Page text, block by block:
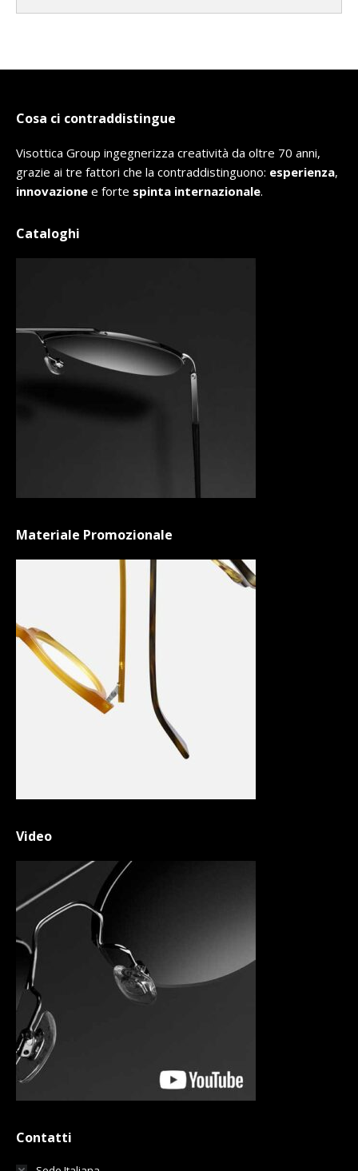
Cosa ci contraddistingue
Visottica Group ingegnerizza creatività da oltre 70 anni,
grazie ai tre fattori che la contraddistinguono: esperienza,
innovazione e forte spinta internazionale.
Cataloghi
Materiale Promozionale
Video
Contatti